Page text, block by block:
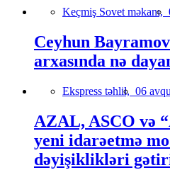
Keçmiş Sovet məkanı,
Ceyhun
arxasında nə
Ekspress təhlil, 06
AZAL, ASCO və
yeni idarəetmə
dəyişiklikləri